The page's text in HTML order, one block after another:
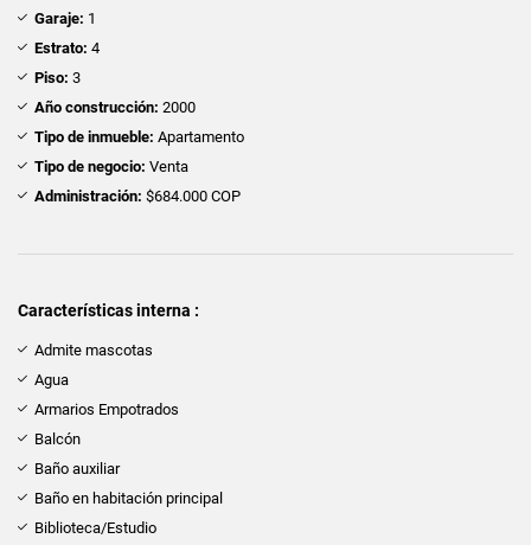
Garaje: 1
Estrato: 4
Piso: 3
Año construcción: 2000
Tipo de inmueble: Apartamento
Tipo de negocio: Venta
Administración: $684.000 COP
Características interna :
Admite mascotas
Agua
Armarios Empotrados
Balcón
Baño auxiliar
Baño en habitación principal
Biblioteca/Estudio